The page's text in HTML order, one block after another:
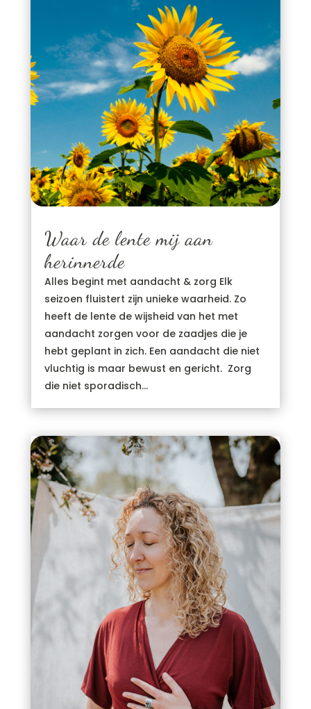
Waar de lente mij aan
herinnerde
Alles begint met aandacht & zorg Elk
seizoen fluistert zijn unieke waarheid. Zo
heeft de lente de wijsheid van het met
aandacht zorgen voor de zaadjes die je
hebt geplant in zich. Een aandacht die niet
vluchtig is maar bewust en gericht. Zorg
die niet sporadisch...